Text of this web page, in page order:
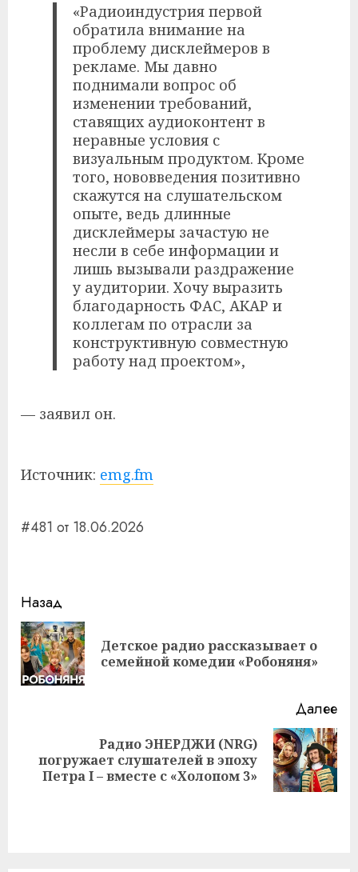
«Радиоиндустрия первой
обратила внимание на
проблему дисклеймеров в
рекламе. Мы давно
поднимали вопрос об
изменении требований,
ставящих аудиоконтент в
неравные условия с
визуальным продуктом. Кроме
того, нововведения позитивно
скажутся на слушательском
опыте, ведь длинные
дисклеймеры зачастую не
несли в себе информации и
лишь вызывали раздражение
у аудитории. Хочу выразить
благодарность ФАС, АКАР и
коллегам по отрасли за
конструктивную совместную
работу над проектом»,
— заявил он.
Источник: emg.fm
#481 от 18.06.2026
Навигация
записи
Назад
Детское радио рассказывает о
семейной комедии «Робоняня»
Далее
Следующая
запись:
Радио ЭНЕРДЖИ (NRG)
погружает слушателей в эпоху
Петра I – вместе с «Холопом 3»